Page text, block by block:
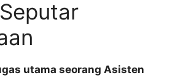
utama seorang Asisten